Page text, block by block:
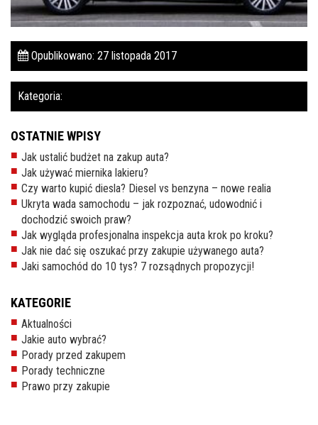
Pomoc w znalezieniu auta w Polsce
Wyszukiwanie samochodu w ogłoszeniach
Kim jesteśmy
Blog
Cennik
Kontakt
Zamów inspekcję
505
483
inspekcje.pl
26-
600
Radom,
Opublikowano: 27 listopada 2017
Kategoria:
OSTATNIE WPISY
Jak ustalić budżet na zakup auta?
Jak używać miernika lakieru?
Czy warto kupić diesla? Diesel vs benzyna – nowe realia
Ukryta wada samochodu – jak rozpoznać, udowodnić i
dochodzić swoich praw?
Jak wygląda profesjonalna inspekcja auta krok po kroku?
Jak nie dać się oszukać przy zakupie używanego auta?
Jaki samochód do 10 tys? 7 rozsądnych propozycji!
KATEGORIE
Aktualności
Jakie auto wybrać?
Porady przed zakupem
Porady techniczne
Prawo przy zakupie